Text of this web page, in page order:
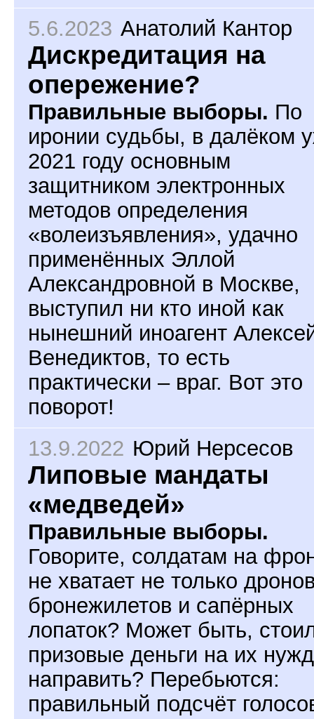
5.6.2023 Анатолий Кантор
Дискредитация на
опережение?
Правильные выборы. По
иронии судьбы, в далёком
2021 году основным
защитником электронных
методов определения
«волеизъявления», удачно
применённых Эллой
Александровной в Москве,
выступил ни кто иной как
нынешний иноагент
Венедиктов, то есть
практически – враг. Вот это
поворот!
13.9.2022 Юрий Нерсесов
Липовые мандаты
«медведей»
Правильные выборы.
Говорите, солдатам на
не хватает не только
бронежилетов и сапёрных
лопаток? Может быть,
призовые деньги на их
направить? Перебьются:
правильный подсчёт